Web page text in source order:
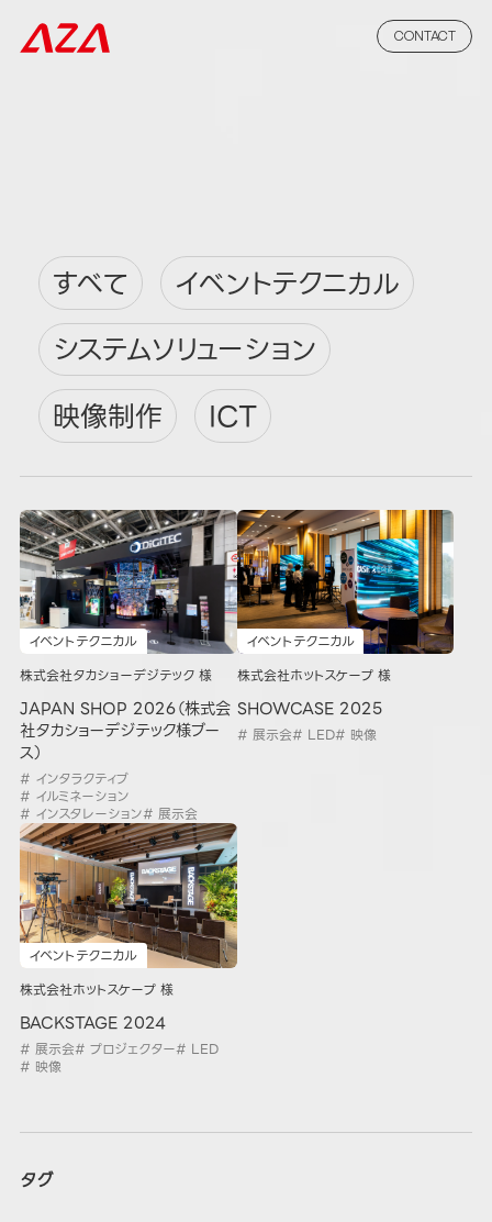
CONTACT
すべて
イベントテクニカル
システムソリューション
映像制作
ICT
イベントテクニカル
株式会社タカショーデジテック 様
JAPAN SHOP 2026（株式会
社タカショーデジテック様ブー
ス）
# インタラクティブ
# イルミネーション
# インスタレーション# 展示会
イベントテクニカル
株式会社ホットスケープ 様
SHOWCASE 2025
# 展示会# LED# 映像
イベントテクニカル
株式会社ホットスケープ 様
BACKSTAGE 2024
# 展示会# プロジェクター# LED
# 映像
タグ